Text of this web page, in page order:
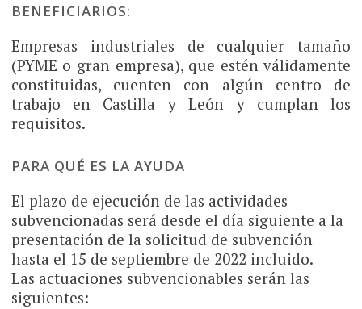
BENEFICIARIOS:
Empresas industriales de cualquier tamaño
(PYME o gran empresa), que estén válidamente
constituidas, cuenten con algún centro de
trabajo en Castilla y León y cumplan los
requisitos.
PARA QUÉ ES LA AYUDA
El plazo de ejecución de las actividades
subvencionadas será desde el día siguiente a la
presentación de la solicitud de subvención
hasta el 15 de septiembre de 2022 incluido.
Las actuaciones subvencionables serán las
siguientes: